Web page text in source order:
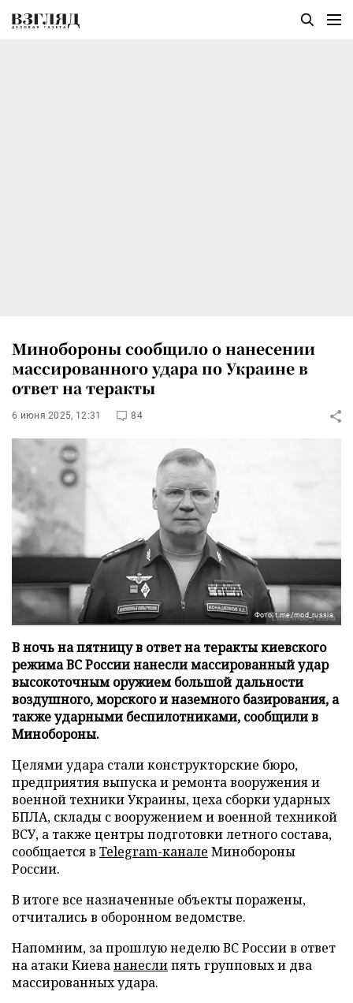
Минобороны сообщило о нанесении
массированного удара по Украине в
ответ на теракты
6 июня 2025, 12:31 84
Фото: t.me/mod_russia
В ночь на пятницу в ответ на теракты киевского
режима ВС России нанесли массированный удар
высокоточным оружием большой дальности
воздушного, морского и наземного базирования, а
также ударными беспилотниками, сообщили в
Минобороны.
Целями удара стали конструкторские бюро,
предприятия выпуска и ремонта вооружения и
военной техники Украины, цеха сборки ударных
БПЛА, склады с вооружением и военной техникой
ВСУ, а также центры подготовки летного состава,
сообщается в Telegram-канале Минобороны
России.
В итоге все назначенные объекты поражены,
отчитались в оборонном ведомстве.
Напомним, за прошлую неделю ВС России в ответ
на атаки Киевананеслипять групповых и два
массированных удара.